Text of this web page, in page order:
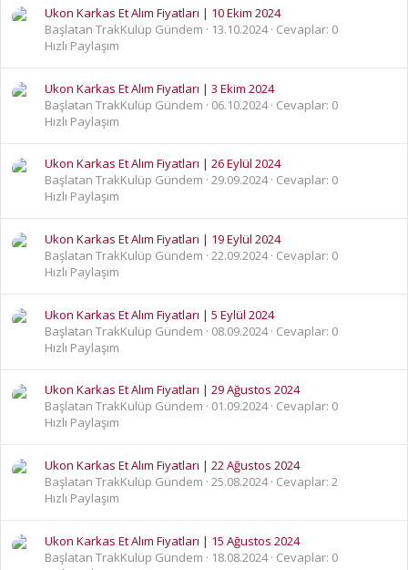
Ukon Karkas Et Alım Fiyatları | 10 Ekim 2024
Başlatan TrakKulüp Gündem
13.10.2024 Cevaplar: 0
Hızlı Paylaşım
Ukon Karkas Et Alım Fiyatları | 3 Ekim 2024
Başlatan TrakKulüp Gündem
06.10.2024 Cevaplar: 0
Hızlı Paylaşım
Ukon Karkas Et Alım Fiyatları | 26 Eylül 2024
Başlatan TrakKulüp Gündem 29.09.2024 Cevaplar: 0
Hızlı Paylaşım
Ukon Karkas Et Alım Fiyatları | 19 Eylül 2024
Başlatan TrakKulüp Gündem 22.09.2024 Cevaplar: 0
Hızlı Paylaşım
Ukon Karkas Et Alım Fiyatları | 5 Eylül 2024
Başlatan TrakKulüp Gündem
08.09.2024 Cevaplar: 0
Hızlı Paylaşım
Ukon Karkas Et Alım Fiyatları | 29 Ağustos 2024
Başlatan TrakKulüp Gündem
01.09.2024 Cevaplar: 0
Hızlı Paylaşım
Ukon Karkas Et Alım Fiyatları | 22 Ağustos 2024
Başlatan TrakKulüp Gündem 25.08.2024 Cevaplar: 2
Hızlı Paylaşım
Ukon Karkas Et Alım Fiyatları | 15 Ağustos 2024
Başlatan TrakKulüp Gündem
18.08.2024 Cevaplar: 0